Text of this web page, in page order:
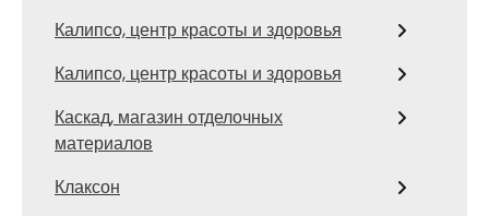
Калипсо, центр красоты и здоровья
Калипсо, центр красоты и здоровья
Каскад, магазин отделочных
материалов
Клаксон